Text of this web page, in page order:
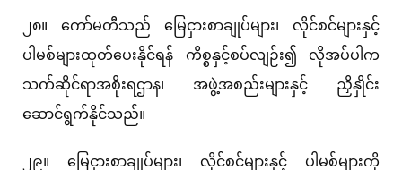
၂၈။ ကော်မတီသည် မြေငှားစာချုပ်များ၊ လိုင်စင်များနှင့်
ပါမစ်များထုတ်ပေးနိုင်ရန် ကိစ္စနှင့်စပ်လျဉ်း၍ လိုအပ်ပါက
သက်ဆိုင်ရာအစိုးရဌာန၊ အဖွဲ့အစည်းများနှင့် ညှိနှိုင်း
ဆောင်ရွက်နိုင်သည်။
၂၉။ မြေငှားစာချုပ်များ၊ လိုင်စင်များနှင့် ပါမစ်များကို